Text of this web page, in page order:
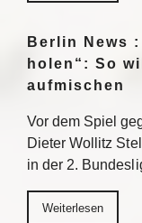
Berlin News
holen“: So
aufmischen
Vor dem Spiel
Dieter Wollitz
in der 2.
Weiterlesen